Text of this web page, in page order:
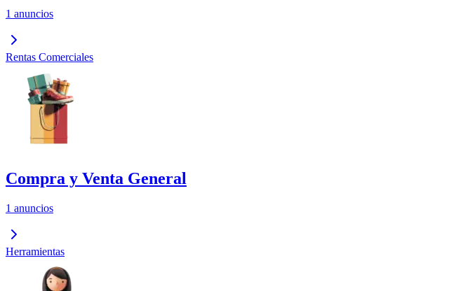
1 anuncios
Rentas Comerciales
Compra y Venta General
1 anuncios
Herramientas